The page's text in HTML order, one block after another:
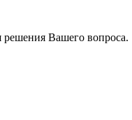
Вашего вопроса.